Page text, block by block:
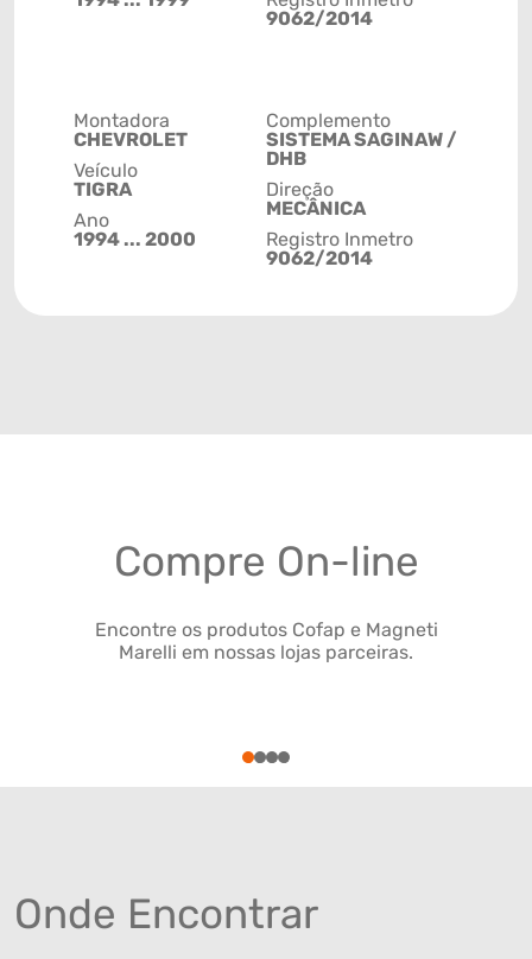
9062/2014
Montadora
CHEVROLET
Veículo
TIGRA
Ano
1994 ... 2000
Complemento
SISTEMA SAGINAW /
DHB
Direção
MECÂNICA
Registro Inmetro
9062/2014
Compre On-line
Encontre os produtos Cofap e Magneti
Marelli em nossas lojas parceiras.
1234
Onde Encontrar